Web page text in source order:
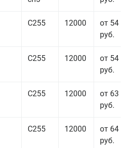
С255 12000
от 54
руб.
С255 12000
от 54
руб.
С255 12000
от 63
руб.
С255 12000
от 64
руб.